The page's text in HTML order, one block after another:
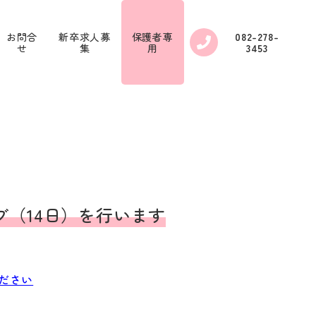
お問合
せ
新卒求人募
集
保護者専
用
082-278-
3453
（14日）を行います
さい